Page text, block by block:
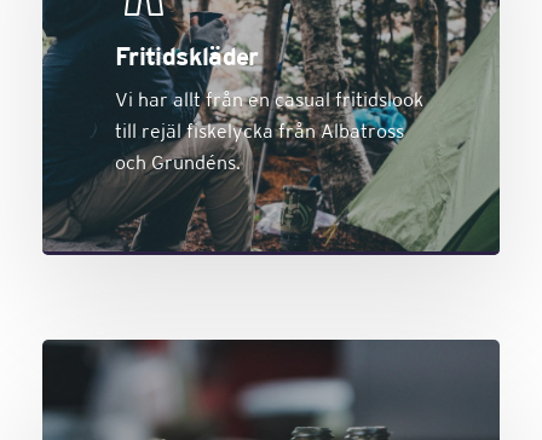
Fritidskläder
Vi har allt från en casual fritidslook
till rejäl fiskelycka från Albatross
och Grundéns.